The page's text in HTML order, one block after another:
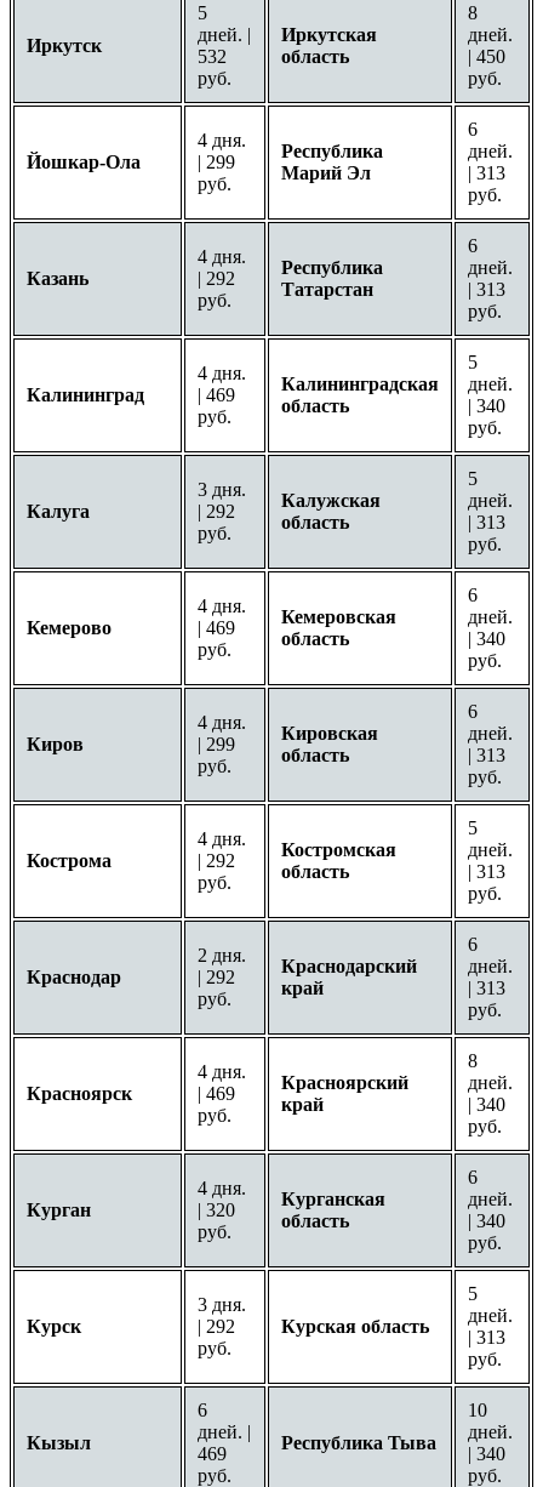
Иркутск
5
дней. |
532
руб.
Иркутская
область
8
дней.
| 450
руб.
Йошкар-Ола
4 дня.
| 299
руб.
Республика
Марий Эл
6
дней.
| 313
руб.
Казань
4 дня.
| 292
руб.
Республика
Татарстан
6
дней.
| 313
руб.
Калининград
4 дня.
| 469
руб.
Калининградская
область
5
дней.
| 340
руб.
Калуга
3 дня.
| 292
руб.
Калужская
область
5
дней.
| 313
руб.
Кемерово
4 дня.
| 469
руб.
Кемеровская
область
6
дней.
| 340
руб.
Киров
4 дня.
| 299
руб.
Кировская
область
6
дней.
| 313
руб.
Кострома
4 дня.
| 292
руб.
Костромская
область
5
дней.
| 313
руб.
Краснодар
2 дня.
| 292
руб.
Краснодарский
край
6
дней.
| 313
руб.
Красноярск
4 дня.
| 469
руб.
Красноярский
край
8
дней.
| 340
руб.
Курган
4 дня.
| 320
руб.
Курганская
область
6
дней.
| 340
руб.
Курск
3 дня.
| 292
руб.
Курская область
5
дней.
| 313
руб.
Кызыл
6
дней. |
469
руб.
Республика Тыва
10
дней.
| 340
руб.